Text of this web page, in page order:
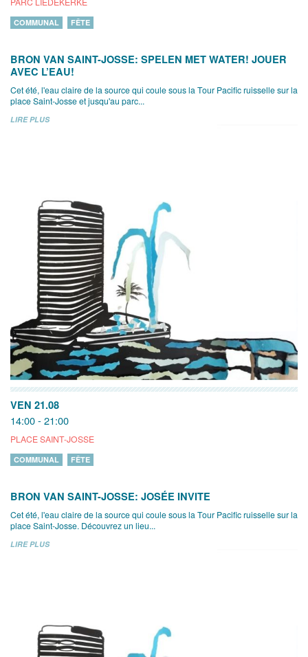
COMMUNAL FÊTE
BRON VAN SAINT-JOSSE: SPELEN MET WATER! JOUER
AVEC L’EAU!
Cet été, l'eau claire de la source qui coule sous la Tour Pacific ruisselle sur la
place Saint-Josse et jusqu'au parc...
LIRE PLUS
VEN 21.08
14:00 - 21:00
PLACE SAINT-JOSSE
COMMUNAL FÊTE
BRON VAN SAINT-JOSSE: JOSÉE INVITE
Cet été, l'eau claire de la source qui coule sous la Tour Pacific ruisselle sur la
place Saint-Josse. Découvrez un lieu...
LIRE PLUS